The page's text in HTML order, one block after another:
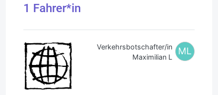
1 Fahrer*in
ML
Verkehrsbotschafter/in
Maximilian L